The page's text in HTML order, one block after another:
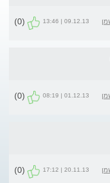
09.12.13 | 13:46
(0)
01.12.13 | 08:19
(0)
20.11.13 | 17:12
(0)